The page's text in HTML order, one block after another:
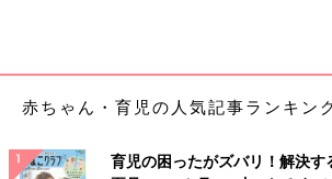
赤ちゃん・育児の人気記事ランキン
育児の困ったがズバリ！解決す